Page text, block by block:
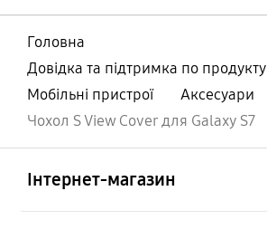
Головна
Довідка та підтримка по продукту
Мобільні пристрої
Аксесуари
Чохол S View Cover для Galaxy S7
Інтернет-магазин